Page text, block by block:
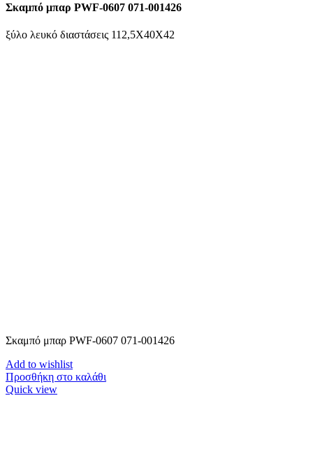
Σκαμπό μπαρ PWF-0607 071-001426
ξύλο λευκό διαστάσεις 112,5Χ40Χ42
Σκαμπό μπαρ PWF-0607 071-001426
Add to wishlist
Προσθήκη στο καλάθι
Quick view